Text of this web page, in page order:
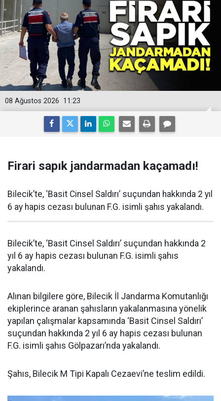
11:23
08 Ağustos 2026
Firari sapık jandarmadan kaçamadı!
Bilecik’te, ‘Basit Cinsel Saldırı’ suçundan hakkında 2 yıl
6 ay hapis cezası bulunan F.G. isimli şahıs yakalandı.
Bilecik’te, ‘Basit Cinsel Saldırı’ suçundan hakkında 2
yıl 6 ay hapis cezası bulunan F.G. isimli şahıs
yakalandı.
Alınan bilgilere göre, Bilecik İl Jandarma Komutanlığı
ekiplerince aranan şahısların yakalanmasına yönelik
yapılan çalışmalar kapsamında ‘Basit Cinsel Saldırı’
suçundan hakkında 2 yıl 6 ay hapis cezası bulunan
F.G. isimli şahıs Gölpazarı’nda yakalandı.
Şahıs, Bilecik M Tipi Kapalı Cezaevi’ne teslim edildi.